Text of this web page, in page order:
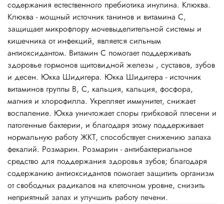
содержания естественного пребиотика инулина. Клюква.
Клюква - мощный источник танинов и витамина С,
защищает микрофлору мочевыделительной системы и
кишечника от инфекций, является сильным
антиоксидантом. Витамин С помогает поддерживать
здоровье гормонов щитовидной железы , суставов, зубов
и десен. Юкка Шидигера. Юкка Шидигера - источник
витаминов группы В, С, кальция, кальция, фосфора,
магния и хлорофилла. Укрепляет иммунитет, снижает
воспаление. Юкка уничтожает споры грибковой плесени и
патогенные бактерии, и благодаря этому поддерживает
нормальную работу ЖКТ, способствует снижению запаха
фекалий. Розмарин. Розмарин - антибактериальное
средство для поддержания здоровья зубов; благодаря
содержанию антиоксидантов помогает защитить организм
от свободных радикалов на клеточном уровне, снизить
неприятный запах и улучшить работу печени.